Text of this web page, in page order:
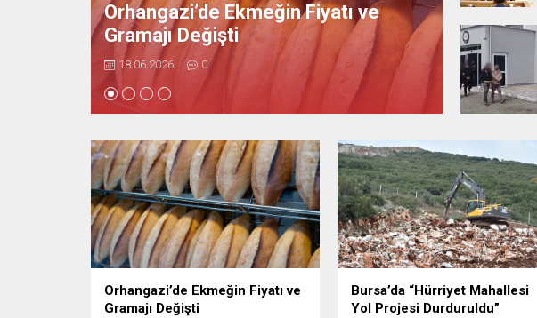
Bursa’da “Hürriyet Mahallesi Yol
Projesi Durduruldu”
02.05.2026 0
İznik
19.04.2026
Orhangazi’de Ekmeğin Fiyatı ve
Gramajı Değişti
Bursa’da “Hürriyet Mahallesi
Yol Projesi Durduruldu”